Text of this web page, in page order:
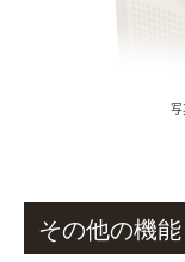
写
その他の機能